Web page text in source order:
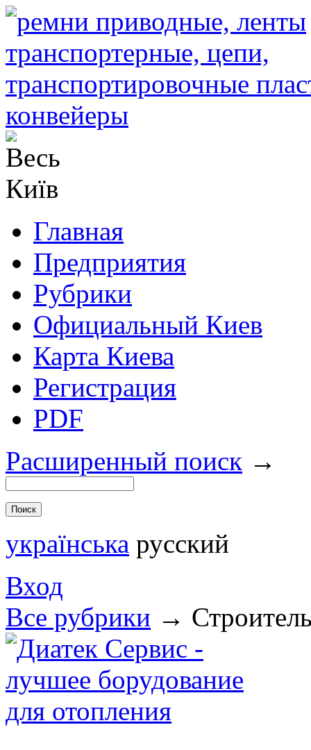
Главная
Предприятия
Рубрики
Официальный Киев
Карта Киева
Регистрация
PDF
Расширенный поиск →
українська русский
Вход
Все рубрики →